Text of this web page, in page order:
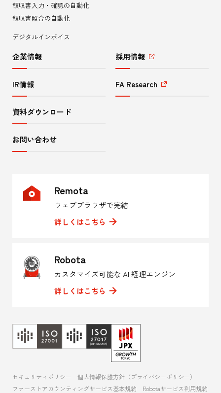
ュ
ー
領収書入力・確認の自動化
領収書照合の自動化
デジタルインボイス
企業情報
IR情報
資料ダウンロード
お問い合わせ
採用情報
FA Research
Remota
ウェブブラウザで完結
詳しくはこちら
Robota
カスタマイズ可能な AI 経理エンジン
詳しくはこちら
セキュリティポリシー
個人情報保護方針（プライバシーポリシー）
ファーストアカウンティングサービス基本規約
Robotaサービス利用規約